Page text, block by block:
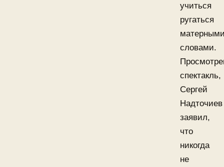
учиться
ругаться
словами.
спектакль,
Сергей
Надточиев
заявил,
что
никогда
не